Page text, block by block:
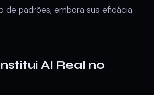
de padrões, embora sua eficácia
AI Real no